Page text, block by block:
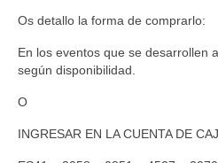
Eventos celebrados
Hoja de inscripción a
Fotos
Os detallo la forma de comprarlo:
En los eventos que se desarrollen
según disponibilidad.
O
INGRESAR EN LA CUENTA DE